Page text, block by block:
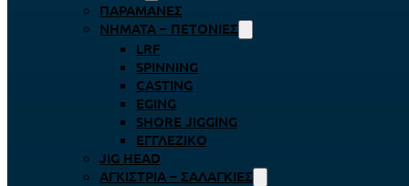
ΠΑΡΑΜΆΝΕΣ
ΝΉΜΑΤΑ – ΠΕΤΟΝΙΈΣ
LRF
SPINNING
CASTING
EGING
SHORE JIGGING
ΕΓΓΛΈΖΙΚΟ
JIG HEAD
ΑΓΚΊΣΤΡΙΑ – ΣΑΛΑΓΚΙΈΣ